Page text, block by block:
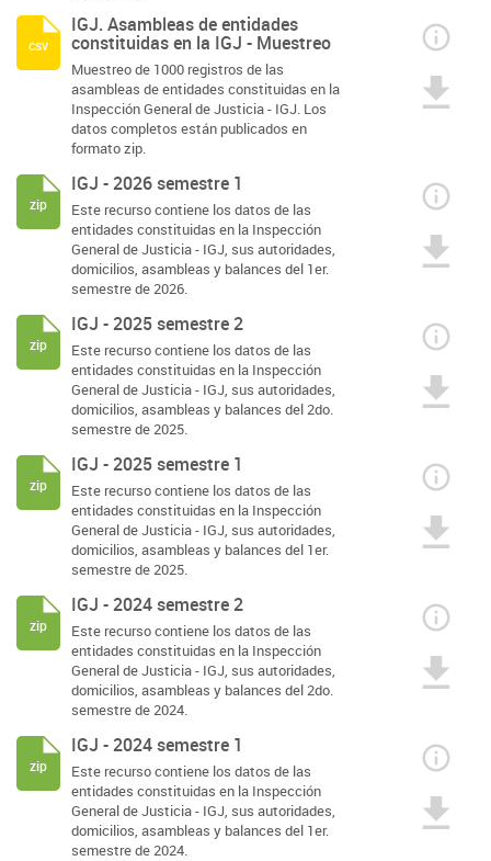
IGJ. Asambleas de entidades
constituidas en la IGJ - Muestreo
Muestreo de 1000 registros de las
asambleas de entidades constituidas en la
Inspección General de Justicia - IGJ. Los
datos completos están publicados en
formato zip.
csv
IGJ - 2026 semestre 1
Este recurso contiene los datos de las
entidades constituidas en la Inspección
General de Justicia - IGJ, sus autoridades,
domicilios, asambleas y balances del 1er.
semestre de 2026.
zip
IGJ - 2025 semestre 2
Este recurso contiene los datos de las
entidades constituidas en la Inspección
General de Justicia - IGJ, sus autoridades,
domicilios, asambleas y balances del 2do.
semestre de 2025.
zip
IGJ - 2025 semestre 1
Este recurso contiene los datos de las
entidades constituidas en la Inspección
General de Justicia - IGJ, sus autoridades,
domicilios, asambleas y balances del 1er.
semestre de 2025.
zip
IGJ - 2024 semestre 2
Este recurso contiene los datos de las
entidades constituidas en la Inspección
General de Justicia - IGJ, sus autoridades,
domicilios, asambleas y balances del 2do.
semestre de 2024.
zip
IGJ - 2024 semestre 1
Este recurso contiene los datos de las
entidades constituidas en la Inspección
General de Justicia - IGJ, sus autoridades,
domicilios, asambleas y balances del 1er.
semestre de 2024.
zip